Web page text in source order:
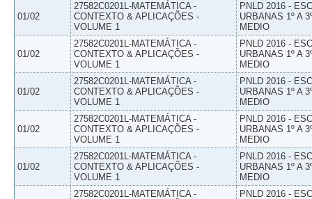
01/02
27582C0201L-MATEMÁTICA -
CONTEXTO & APLICAÇÕES -
VOLUME 1
PNLD 2016 -
URBANAS 1º A
MEDIO
01/02
27582C0201L-MATEMÁTICA -
CONTEXTO & APLICAÇÕES -
VOLUME 1
PNLD 2016 -
URBANAS 1º A
MEDIO
01/02
27582C0201L-MATEMÁTICA -
CONTEXTO & APLICAÇÕES -
VOLUME 1
PNLD 2016 -
URBANAS 1º A
MEDIO
01/02
27582C0201L-MATEMÁTICA -
CONTEXTO & APLICAÇÕES -
VOLUME 1
PNLD 2016 -
URBANAS 1º A
MEDIO
01/02
27582C0201L-MATEMÁTICA -
CONTEXTO & APLICAÇÕES -
VOLUME 1
PNLD 2016 -
URBANAS 1º A
MEDIO
27582C0201L-MATEMÁTICA -
PNLD 2016 -